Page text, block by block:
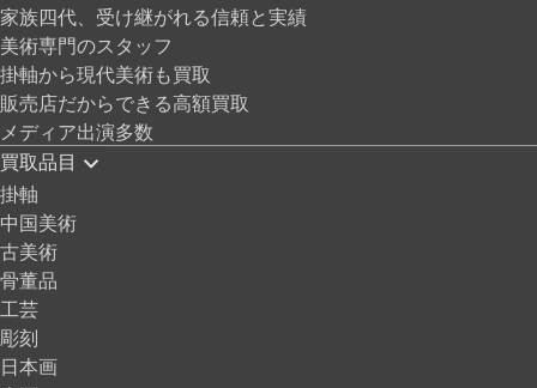
家族四代、受け継がれる信頼と実績
美術専門のスタッフ
掛軸から現代美術も買取
販売店だからできる高額買取
メディア出演多数
買取品目
掛軸
中国美術
古美術
骨董品
工芸
彫刻
日本画